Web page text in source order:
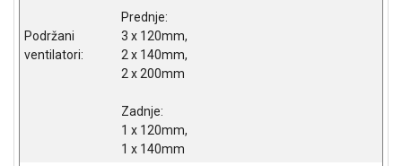
BAŠTA
Podržani
ventilatori:
Prednje:
3 x 120mm,
2 x 140mm,
2 x 200mm
Zadnje:
1 x 120mm,
1 x 140mm